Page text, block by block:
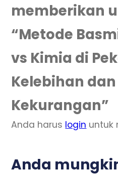
memberikan
“Metode
vs Kimia di
Kelebihan dan
Kekurangan”
Anda harus login untuk
Anda